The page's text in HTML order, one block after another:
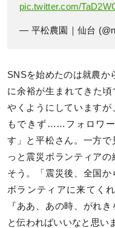
pic.twitter.com/
— 平松農園｜仙台
SNSを始めたのは就農か
に余裕が生まれてきた
やくようにしています
もできず……フォロワー
す」と平松さん。一方
っと震災ボランティア
そう。「震災後、全国
ボランティアに来てく
『ああ、あの時、がれ
と伝わればいいなと思い